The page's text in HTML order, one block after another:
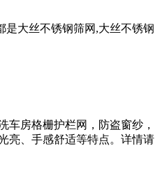
是大丝不锈钢筛网,大丝不锈钢
车房格栅护栏网，防盗窗纱，
亮、手感舒适等特点。详情请